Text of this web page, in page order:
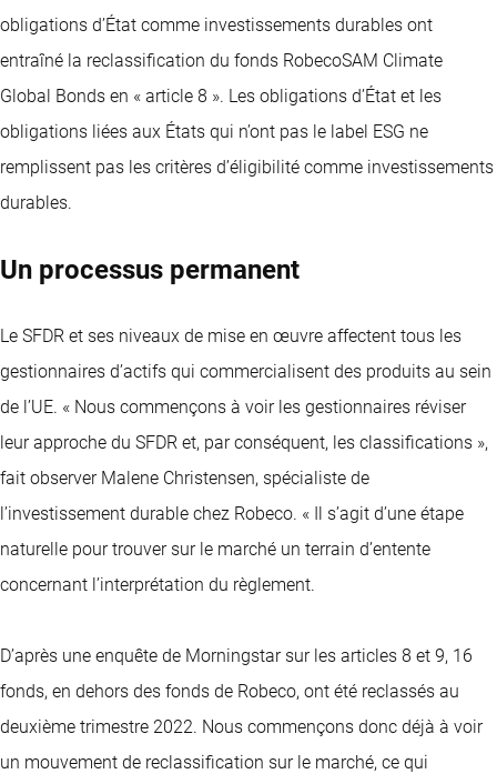
obligations d’État comme investissements durables ont
entraîné la reclassification du fonds RobecoSAM Climate
Global Bonds en « article 8 ». Les obligations d’État et les
obligations liées aux États qui n’ont pas le label ESG ne
remplissent pas les critères d’éligibilité comme investissements
durables.
Un processus permanent
Le SFDR et ses niveaux de mise en œuvre affectent tous les
gestionnaires d’actifs qui commercialisent des produits au sein
de l’UE. « Nous commençons à voir les gestionnaires réviser
leur approche du SFDR et, par conséquent, les classifications »,
fait observer Malene Christensen, spécialiste de
l’investissement durable chez Robeco. « Il s’agit d’une étape
naturelle pour trouver sur le marché un terrain d’entente
concernant l’interprétation du règlement.
D’après une enquête de Morningstar sur les articles 8 et 9, 16
fonds, en dehors des fonds de Robeco, ont été reclassés au
deuxième trimestre 2022. Nous commençons donc déjà à voir
un mouvement de reclassification sur le marché, ce qui